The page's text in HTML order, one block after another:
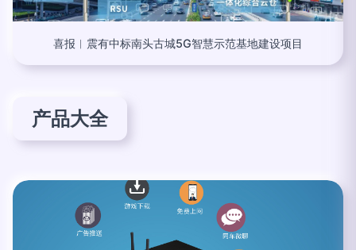
喜报︱震有中标南头古城5G智慧示范基地建设项目
产品大全